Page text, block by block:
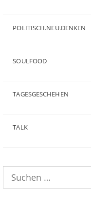
POLITISCH.NEU.DENKEN
SOULFOOD
TAGESGESCHEHEN
TALK
nach: